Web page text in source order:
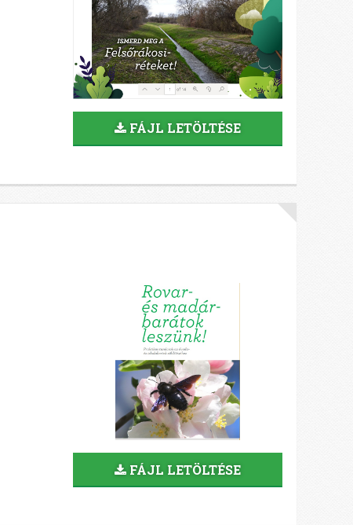
FÁJL LETÖLTÉSE
FÁJL LETÖLTÉSE